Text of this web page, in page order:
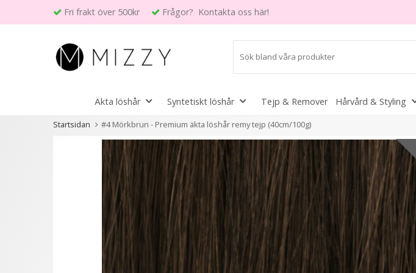
Fri frakt över 500kr Frågor? Kontakta oss här!
Äkta löshår Syntetiskt löshår Tejp & Remover Hårvård & Styling
Startsidan #4 Mörkbrun - Premium äkta löshår remy tejp (40cm/100g)
Andra kunder köpte även
6 varianter